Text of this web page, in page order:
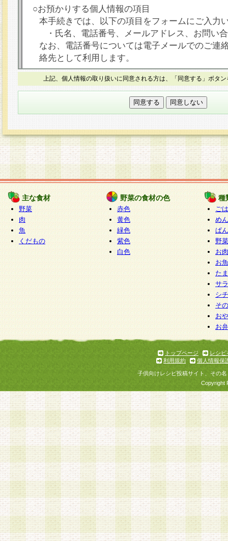
○お預かりする個人情報の項目
本手続きでは、以下の項目をフォームにご入力
・氏名、電話番号、メールアドレス、お問い
なお、電話番号については電子メールでのご連
絡先として利用します。
○本人が容易に認識できない方法による個人情報
本フォームでは、セッション管理のためCookie
○個人情報の第三者提供について
力いただく個人情報は第三者に提供しません。
○個人情報の委託について
個人情報の取り扱いを外部に委託する場合は、
情報管理基準を満たす企業を選定して委託を行
が行われるよう監督します。
○開示対象個人情報の開示等および問い合わせ窓口
本人からの求めにより、当社が本件により取得
報の利用目的の通知・開示・内容の訂正・追加
停止・消去及び第三者への提供の禁止（以下、
といいます。）に応じます。
開示等に応じる窓口は以下になります。
ぱくすく食堂個人情報お客様相談窓口 paku-
m
個人情報を与えることは任意ですが、個人情報
意をいただけない場合には、当社のサービスの
お問い合わせ・ご相談への対応ができない場合
上記、個人情報の取り扱いに同意される方は、「同意する」ボタ
主な食材
野菜
肉
魚
くだもの
野菜の食材の色
赤色
黄色
緑色
紫色
白色
種
ご
めん
ぱん
野
お
お
た
サ
シ
そ
お
お
トップページ
レシピ
利用規約
個人情報保
子供向けレシピ投稿サイト、その
Copyright